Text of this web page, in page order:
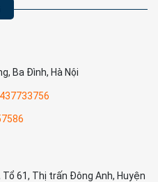
Ba Đình, Hà Nội
Tổ 61, Thị trấn Đông Anh, Huyện